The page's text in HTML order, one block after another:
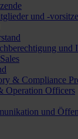
und -
und
& Compliance
Operation Officers
und